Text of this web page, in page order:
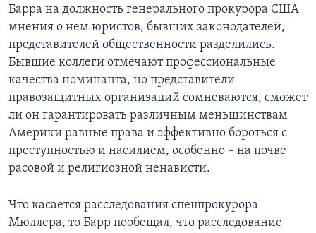
Барра на должность генерального прокурора США
мнения о нем юристов, бывших законодателей,
представителей общественности разделились.
Бывшие коллеги отмечают профессиональные
качества номинанта, но представители
правозащитных организаций сомневаются, сможет
ли он гарантировать различным меньшинствам
Америки равные права и эффективно бороться с
преступностью и насилием, особенно – на почве
расовой и религиозной ненависти.
Что касается расследования спецпрокурора
Мюллера, то Барр пообещал, что расследование